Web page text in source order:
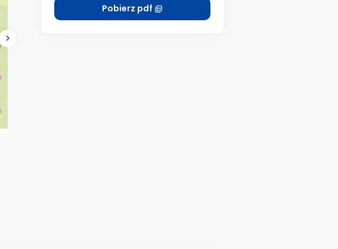
navigate_next
Pobierz pdf picture_as_pdf